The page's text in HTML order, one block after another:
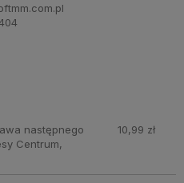
następnego
Centrum,
10,99 zł